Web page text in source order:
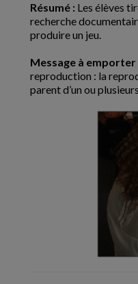
Résumé : Les élèves
recherche
produire un jeu.
Message à emporter
reproduction : la
parent d’un ou